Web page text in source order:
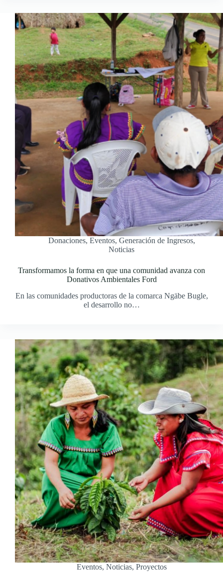
Donaciones, Eventos, Generación de Ingresos,
Noticias
Transformamos la forma en que una comunidad avanza con
Donativos Ambientales Ford
En las comunidades productoras de la comarca Ngäbe Bugle,
el desarrollo no…
Eventos, Noticias, Proyectos